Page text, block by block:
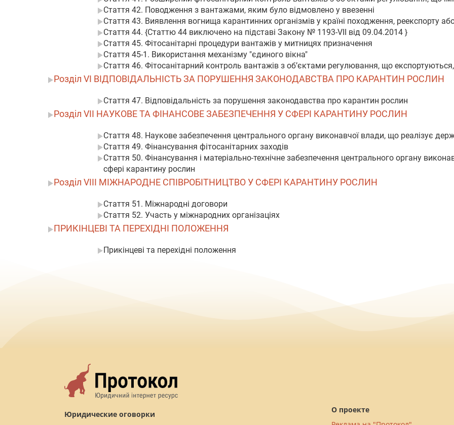
Стаття 42. Поводження з вантажами, яким було відмовлено у ввезенні
Стаття 43. Виявлення вогнища карантинних організмів у країні походження, реекспорту
Стаття 44. {Статтю 44 виключено на підставі Закону № 1193-VII від 09.04.2014 }
Стаття 45. Фітосанітарні процедури вантажів у митницях призначення
Стаття 45-1. Використання механізму "єдиного вікна"
Стаття 46. Фітосанітарний контроль вантажів з об’єктами регулювання, що
Розділ VI ВІДПОВІДАЛЬНІСТЬ ЗА ПОРУШЕННЯ ЗАКОНОДАВСТВА ПРО КАРАНТИН РОСЛИН
Стаття 47. Відповідальність за порушення законодавства про карантин рослин
Розділ VII НАУКОВЕ ТА ФІНАНСОВЕ ЗАБЕЗПЕЧЕННЯ У СФЕРІ КАРАНТИНУ РОСЛИН
Стаття 48. Наукове забезпечення центрального органу виконавчої влади, що реалізує
Стаття 49. Фінансування фітосанітарних заходів
Стаття 50. Фінансування і матеріально-технічне забезпечення центрального органу
сфері карантину рослин
Розділ VIII МІЖНАРОДНЕ СПІВРОБІТНИЦТВО У СФЕРІ КАРАНТИНУ РОСЛИН
Стаття 51. Міжнародні договори
Стаття 52. Участь у міжнародних організаціях
ПРИКІНЦЕВІ ТА ПЕРЕХІДНІ ПОЛОЖЕННЯ
Прикінцеві та перехідні положення
Юридические оговорки
О проекте